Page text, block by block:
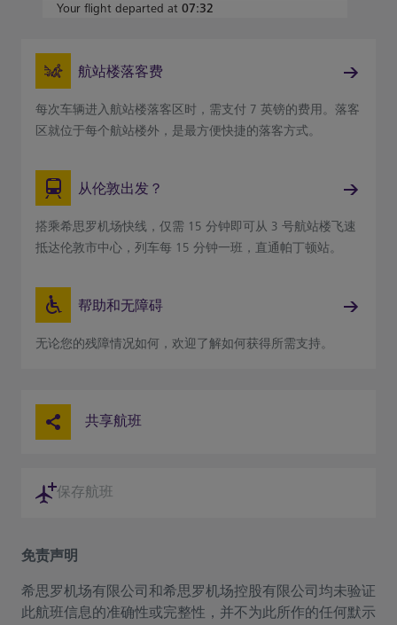
Your flight departed at 07:32
航站楼落客费
每次车辆进入航站楼落客区时，需支付 7 英镑的费用。落客
区就位于每个航站楼外，是最方便快捷的落客方式。
从伦敦出发？
搭乘希思罗机场快线，仅需 15 分钟即可从 3 号航站楼飞速
抵达伦敦市中心，列车每 15 分钟一班，直通帕丁顿站。
帮助和无障碍
无论您的残障情况如何，欢迎了解如何获得所需支持。
共享航班
保存航班
免责声明
希思罗机场有限公司和希思罗机场控股有限公司均未验证
此航班信息的准确性或完整性，并不为此所作的任何默示